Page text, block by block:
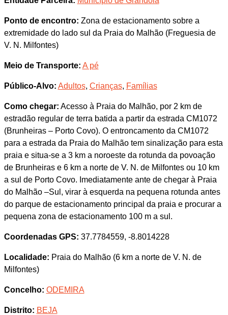
Ponto de encontro: Zona de estacionamento sobre a
extremidade do lado sul da Praia do Malhão (Freguesia de
V. N. Milfontes)
Meio de Transporte: A pé
Público-Alvo: Adultos, Crianças, Famílias
Como chegar: Acesso à Praia do Malhão, por 2 km de
estradão regular de terra batida a partir da estrada CM1072
(Brunheiras – Porto Covo). O entroncamento da CM1072
para a estrada da Praia do Malhão tem sinalização para esta
praia e situa-se a 3 km a noroeste da rotunda da povoação
de Brunheiras e 6 km a norte de V. N. de Milfontes ou 10 km
a sul de Porto Covo. Imediatamente ante de chegar à Praia
do Malhão –Sul, virar à esquerda na pequena rotunda antes
do parque de estacionamento principal da praia e procurar a
pequena zona de estacionamento 100 m a sul.
Coordenadas GPS: 37.7784559, -8.8014228
Localidade: Praia do Malhão (6 km a norte de V. N. de
Milfontes)
Concelho: ODEMIRA
Distrito: BEJA